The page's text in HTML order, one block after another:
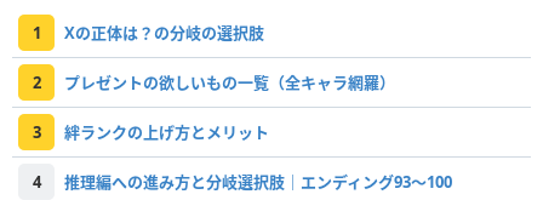
1 Xの正体は？の分岐の選択肢
2 プレゼントの欲しいもの一覧（全キャラ網羅）
3 絆ランクの上げ方とメリット
4 推理編への進み方と分岐選択肢｜エンディング93〜100